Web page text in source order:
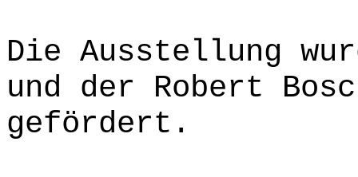
Die Ausstellung
und der Robert
gefördert.